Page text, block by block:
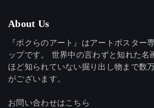
About Us
『ボクらのアート』はアートポスター
ップです。 世界中の言わずと知れた名
ほど知られていない掘り出し物まで数
がございます。
お問い合わせはこちら